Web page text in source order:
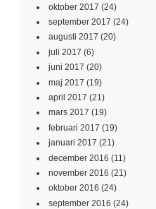
oktober 2017 (24)
september 2017 (24)
augusti 2017 (20)
juli 2017 (6)
juni 2017 (20)
maj 2017 (19)
april 2017 (21)
mars 2017 (19)
februari 2017 (19)
januari 2017 (21)
december 2016 (11)
november 2016 (21)
oktober 2016 (24)
september 2016 (24)